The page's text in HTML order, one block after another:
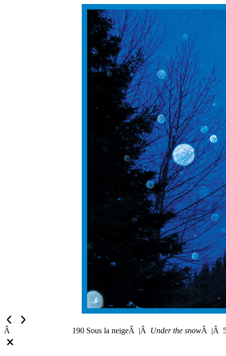
Â 190 Sous la neigeÂ |Â Under the snowÂ |Â